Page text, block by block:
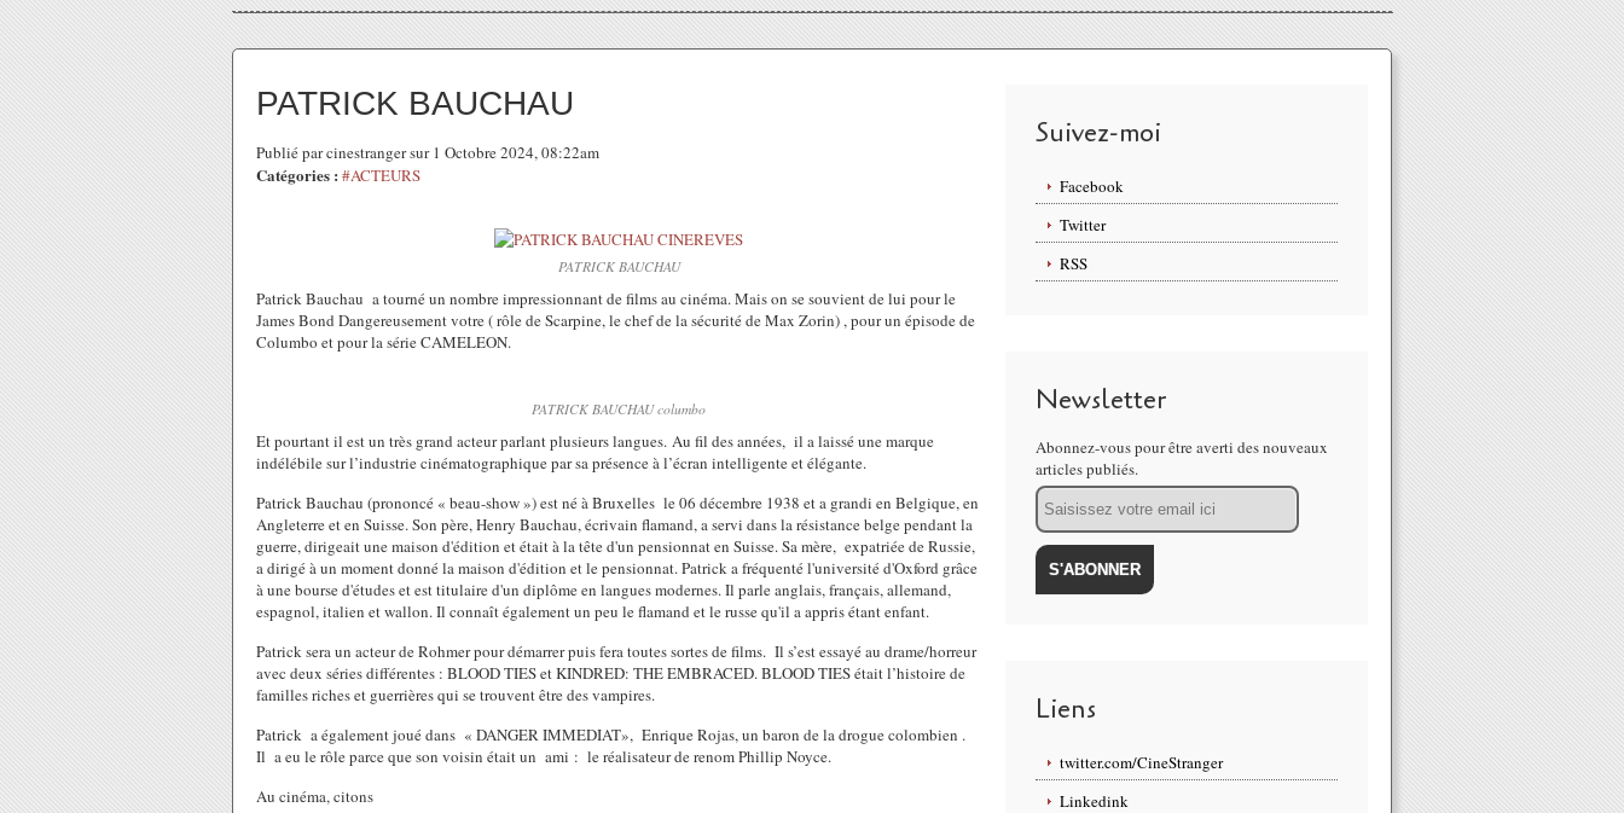
PATRICK BAUCHAU
Publié par cinestranger sur 1 Octobre 2024, 08:22am
Catégories : #ACTEURS
PATRICK BAUCHAU
Patrick Bauchau a tourné un nombre impressionnant de films au cinéma. Mais on se souvient de lui pour le
James Bond Dangereusement votre ( rôle de Scarpine, le chef de la sécurité de Max Zorin) , pour un épisode de
Columbo et pour la série CAMELEON.
PATRICK BAUCHAU columbo
Et pourtant il est un très grand acteur parlant plusieurs langues. Au fil des années, il a laissé une marque
indélébile sur l’industrie cinématographique par sa présence à l’écran intelligente et élégante.
Patrick Bauchau (prononcé « beau-show ») est né à Bruxelles le 06 décembre 1938 et a grandi en Belgique, en
Angleterre et en Suisse. Son père, Henry Bauchau, écrivain flamand, a servi dans la résistance belge pendant la
guerre, dirigeait une maison d'édition et était à la tête d'un pensionnat en Suisse. Sa mère, expatriée de Russie,
a dirigé à un moment donné la maison d'édition et le pensionnat. Patrick a fréquenté l'université d'Oxford grâce
à une bourse d'études et est titulaire d'un diplôme en langues modernes. Il parle anglais, français, allemand,
espagnol, italien et wallon. Il connaît également un peu le flamand et le russe qu'il a appris étant enfant.
Patrick sera un acteur de Rohmer pour démarrer puis fera toutes sortes de films. Il s’est essayé au drame/horreur
avec deux séries différentes : BLOOD TIES et KINDRED: THE EMBRACED. BLOOD TIES était l’histoire de
familles riches et guerrières qui se trouvent être des vampires.
Patrick a également joué dans « DANGER IMMEDIAT», Enrique Rojas, un baron de la drogue colombien .
Il a eu le rôle parce que son voisin était un ami : le réalisateur de renom Phillip Noyce.
Au cinéma, citons
Suivez-moi
Facebook
Twitter
RSS
Newsletter
Abonnez-vous pour être averti des nouveaux
articles publiés.
Email
Liens
twitter.com/CineStranger
Linkedink